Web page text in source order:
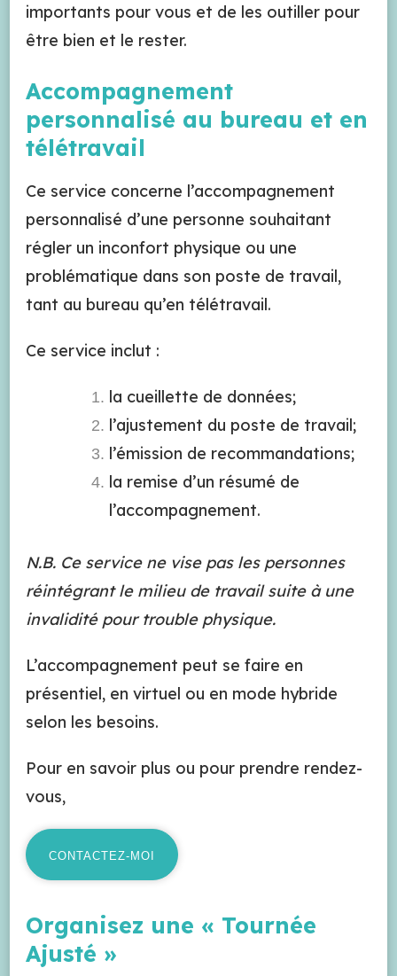
importants pour vous et de les outiller pour
être bien et le rester.
Accompagnement
personnalisé au bureau et en
télétravail
Ce service concerne l’accompagnement
personnalisé d’une personne souhaitant
régler un inconfort physique ou une
problématique dans son poste de travail,
tant au bureau qu’en télétravail.
Ce service inclut :
la cueillette de données;
l’ajustement du poste de travail;
l’émission de recommandations;
la remise d’un résumé de
l’accompagnement.
N.B. Ce service ne vise pas les personnes
réintégrant le milieu de travail suite à une
invalidité pour trouble physique.
L’accompagnement peut se faire en
présentiel, en virtuel ou en mode hybride
selon les besoins.
Pour en savoir plus ou pour prendre rendez-
vous,
CONTACTEZ-MOI
Organisez une « Tournée
Ajusté »